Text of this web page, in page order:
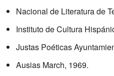
Nacional de Literatura de
Instituto de Cultura
Justas Poéticas
Ausias March, 1969.